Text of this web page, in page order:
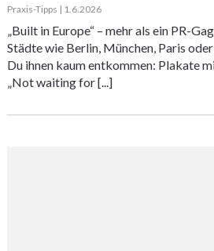
Praxis-Tipps | 1.6.2026
„Built in Europe“ – mehr als ein PR-
Städte wie Berlin, München, Paris
Du ihnen kaum entkommen: Plakate
„Not waiting for [...]